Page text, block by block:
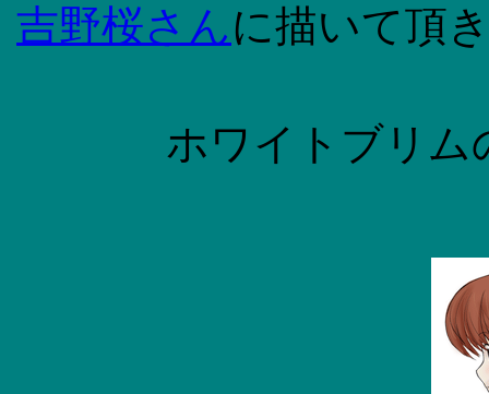
吉野桜さんに描いて頂
ホワイトブリム